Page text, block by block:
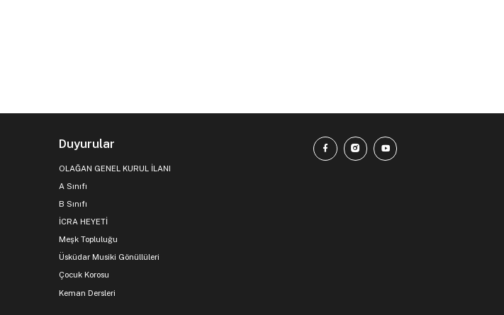
Duyurular
OLAĞAN GENEL KURUL İLANI
A Sınıfı
B Sınıfı
İCRA HEYETİ
Meşk Topluluğu
Üsküdar Musiki Gönüllüleri
Çocuk Korosu
Keman Dersleri